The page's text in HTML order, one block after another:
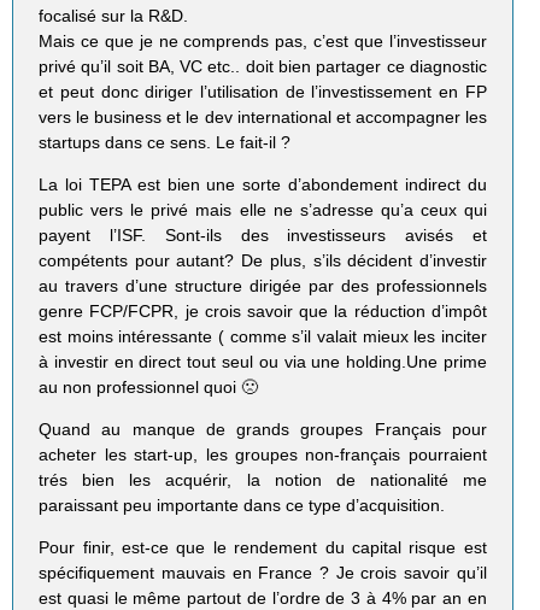
focalisé sur la R&D.
Mais ce que je ne comprends pas, c’est que l’investisseur
privé qu’il soit BA, VC etc.. doit bien partager ce diagnostic
et peut donc diriger l’utilisation de l’investissement en FP
vers le business et le dev international et accompagner les
startups dans ce sens. Le fait-il ?
La loi TEPA est bien une sorte d’abondement indirect du
public vers le privé mais elle ne s’adresse qu’a ceux qui
payent l’ISF. Sont-ils des investisseurs avisés et
compétents pour autant? De plus, s’ils décident d’investir
au travers d’une structure dirigée par des professionnels
genre FCP/FCPR, je crois savoir que la réduction d’impôt
est moins intéressante ( comme s’il valait mieux les inciter
à investir en direct tout seul ou via une holding.Une prime
au non professionnel quoi 🙁
Quand au manque de grands groupes Français pour
acheter les start-up, les groupes non-français pourraient
trés bien les acquérir, la notion de nationalité me
paraissant peu importante dans ce type d’acquisition.
Pour finir, est-ce que le rendement du capital risque est
spécifiquement mauvais en France ? Je crois savoir qu’il
est quasi le même partout de l’ordre de 3 à 4% par an en